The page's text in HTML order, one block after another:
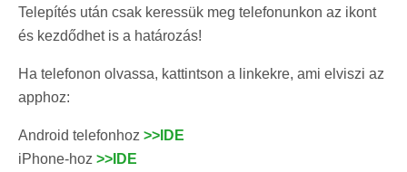
Telepítés után csak keressük meg telefonunkon az ikont
és kezdődhet is a határozás!
Ha telefonon olvassa, kattintson a linkekre, ami elviszi az
apphoz:
Android telefonhoz >>IDE
iPhone-hoz >>IDE